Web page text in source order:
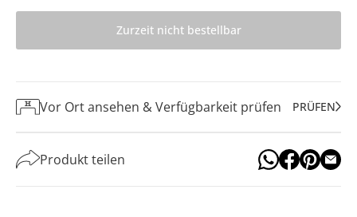
Zurzeit nicht bestellbar
Vor Ort ansehen & Verfügbarkeit prüfen PRÜFEN
Produkt teilen